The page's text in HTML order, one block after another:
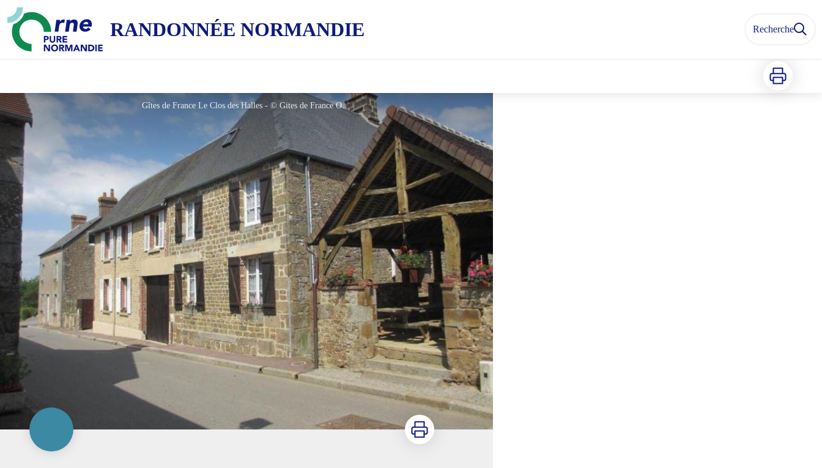
RANDONNÉE NORMANDIE Recherche
Imprimer
Gîtes de France Le Clos des Halles - © Gites de France Orne
Imprimer